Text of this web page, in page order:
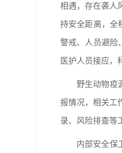
相遇，存在袭人
持安全距离，全
警戒、人员避险
医护人员接应，
野生动物疫
报情况，相关工
录、风险排查等
内部安全保